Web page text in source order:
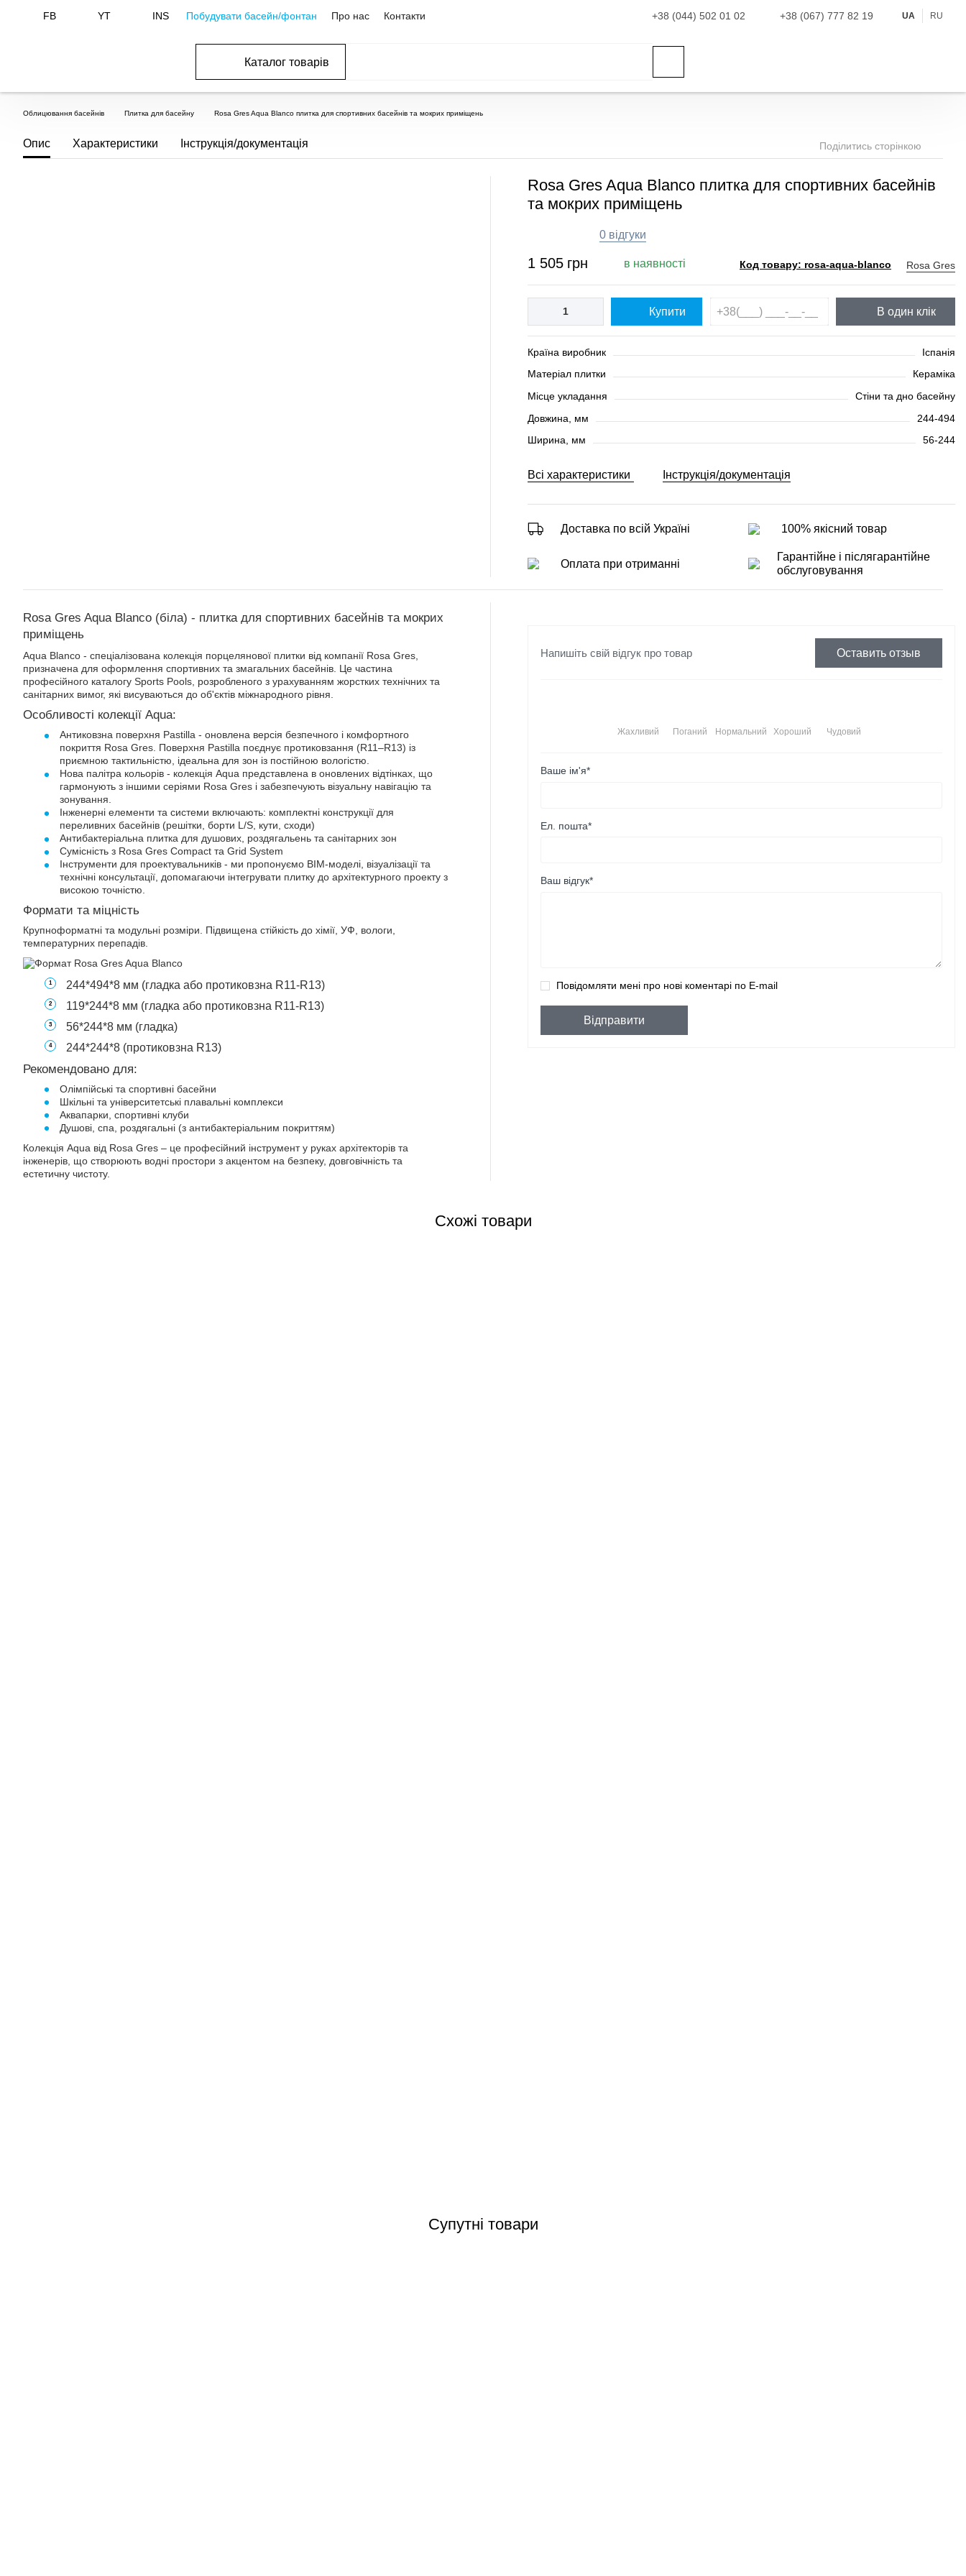
FB YT INS Побудувати басейн/фонтан Про нас Контакти +38 (044) 502 01 02 +38 (067) 777 82 19 UA RU
Каталог товарів
Облицювання басейнів Плитка для басейну Rosa Gres Aqua Blanco плитка для спортивних басейнів та мокрих приміщень
Опис Характеристики Інструкція/документація Поділитись сторінкою
Rosa Gres Aqua Blanco плитка для спортивних басейнів
та мокрих приміщень
0 відгуки
1 505 грн в наявності Код товару: rosa-aqua-blanco Rosa Gres
Купити В один клік
Країна виробник Іспанія
Матеріал плитки Кераміка
Місце укладання Стіни та дно басейну
Довжина, мм 244-494
Ширина, мм 56-244
Всі характеристики Інструкція/документація
Доставка по всій Україні 100% якісний товар
Оплата при отриманні
Гарантійне і післягарантійне
обслуговування
Rosa Gres Aqua Blanco (біла) - плитка для спортивних басейнів та мокрих
приміщень
Aqua Blanco - спеціалізована колекція порцелянової плитки від компанії Rosa Gres,
призначена для оформлення спортивних та змагальних басейнів. Це частина
професійного каталогу Sports Pools, розробленого з урахуванням жорстких технічних та
санітарних вимог, які висуваються до об'єктів міжнародного рівня.
Особливості колекції Aqua:
Антиковзна поверхня Pastilla - оновлена ​​версія безпечного і комфортного
покриття Rosa Gres. Поверхня Pastilla поєднує протиковзання (R11–R13) із
приємною тактильністю, ідеальна для зон із постійною вологістю.
Нова палітра кольорів - колекція Aqua представлена ​​в оновлених відтінках, що
гармонують з іншими серіями Rosa Gres і забезпечують візуальну навігацію та
зонування.
Інженерні елементи та системи включають: комплектні конструкції для
переливних басейнів (решітки, борти L/S, кути, сходи)
Антибактеріальна плитка для душових, роздягальень та санітарних зон
Сумісність з Rosa Gres Compact та Grid System
Інструменти для проектувальників - ми пропонуємо BIM-моделі, візуалізації та
технічні консультації, допомагаючи інтегрувати плитку до архітектурного проекту з
високою точністю.
Формати та міцність
Крупноформатні та модульні розміри. Підвищена стійкість до хімії, УФ, вологи,
температурних перепадів.
244*494*8 мм (гладка або протиковзна R11-R13)
119*244*8 мм (гладка або протиковзна R11-R13)
56*244*8 мм (гладка)
244*244*8 (протиковзна R13)
Рекомендовано для:
Олімпійські та спортивні басейни
Шкільні та університетські плавальні комплекси
Аквапарки, спортивні клуби
Душові, спа, роздягальні (з антибактеріальним покриттям)
Колекція Aqua від Rosa Gres – це професійний інструмент у руках архітекторів та
інженерів, що створюють водні простори з акцентом на безпеку, довговічність та
естетичну чистоту.
Напишіть свій відгук про товар Оставить отзыв
Чудовий
Хороший
Нормальний
Поганий
Жахливий
Ваше ім'я*
Ел. пошта*
Ваш відгук*
Повідомляти мені про нові коментарі по E-mail
Відправити
Схожі товари
Супутні товари